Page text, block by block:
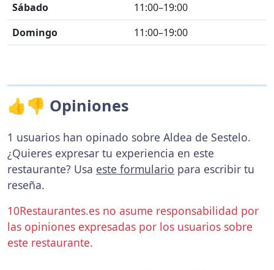
Sábado
11:00–19:00
Domingo
11:00–19:00
👍👎 Opiniones
1 usuarios han opinado sobre Aldea de Sestelo.
¿Quieres expresar tu experiencia en este
restaurante? Usa este formulario para escribir tu
reseña.
10Restaurantes.es no asume responsabilidad por
las opiniones expresadas por los usuarios sobre
este restaurante.